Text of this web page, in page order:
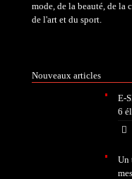
mode, de la beauté, de la
de l'art et du sport.
Nouveaux articles
E-
6
Un